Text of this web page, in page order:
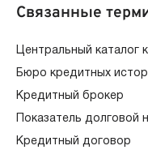
Связанные
Центральный каталог
Бюро кредитных
Кредитный брокер
Показатель долговой
Кредитный договор